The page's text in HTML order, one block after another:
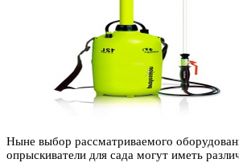
Ныне выбор рассматриваемого
опрыскиватели для сада могут иметь